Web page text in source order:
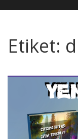
Etiket: